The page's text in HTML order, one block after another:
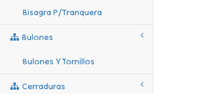
Bisagra P/tranquera
Bulones
Bulones Y Tornillos
Cerraduras